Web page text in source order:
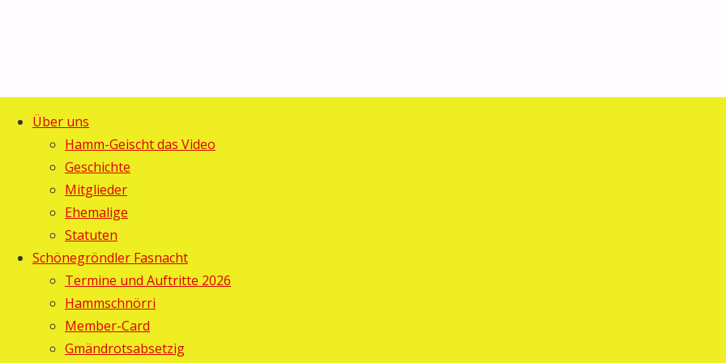
Über uns
Hamm-Geischt das Video
Geschichte
Mitglieder
Ehemalige
Statuten
Schönegröndler Fasnacht
Termine und Auftritte 2026
Hammschnörri
Member-Card
Gmändrotsabsetzig
Start
Beiträge von Haribo
Autor:Haribo
Gugger-Maskenball 2026, DIE PARTY
Was für eine Fasnachts-Party durften wir in Schönengrund am Samstagabend mit euch feiern! Mit ausverkauftem
Party Band ‚Mölltal Sound‚ und den Guggenmusiken Bloosarsch, Sauknapp, Sittärä Chlöpfer und den Voll-Gas-